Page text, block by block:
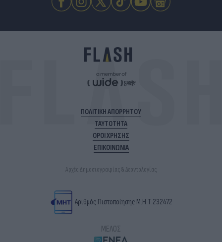
ΠΟΛΙΤΙΚΗ ΑΠΟΡΡΗΤΟΥ
ΤΑΥΤΟΤΗΤΑ
ΟΡΟΙ ΧΡΗΣΗΣ
ΕΠΙΚΟΙΝΩΝΙΑ
Αρχές Δημοσιογραφίας & Δεοντολογίας
Αριθμός Πιστοποίησης Μ.Η.Τ.232472
ΜΕΛΟΣ